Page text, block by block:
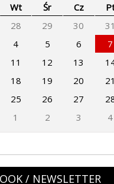
Wt Śr Cz
28 29 30 31
4 5 6 7
11 12 13
18 19 20 21
25 26 27
1 2 3 4
/ NEWSLETTER